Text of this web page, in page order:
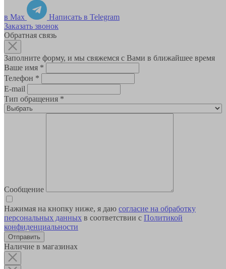
в Max
Написать в Telegram
Заказать звонок
Обратная связь
Заполните форму, и мы свяжемся с Вами в ближайшее время
Ваше имя *
Телефон *
E-mail
Тип обращения *
Сообщение
Нажимая на кнопку ниже, я даю согласие на обработку
персональных данных в соответствии с Политикой
конфиденциальности
Наличие в магазинах